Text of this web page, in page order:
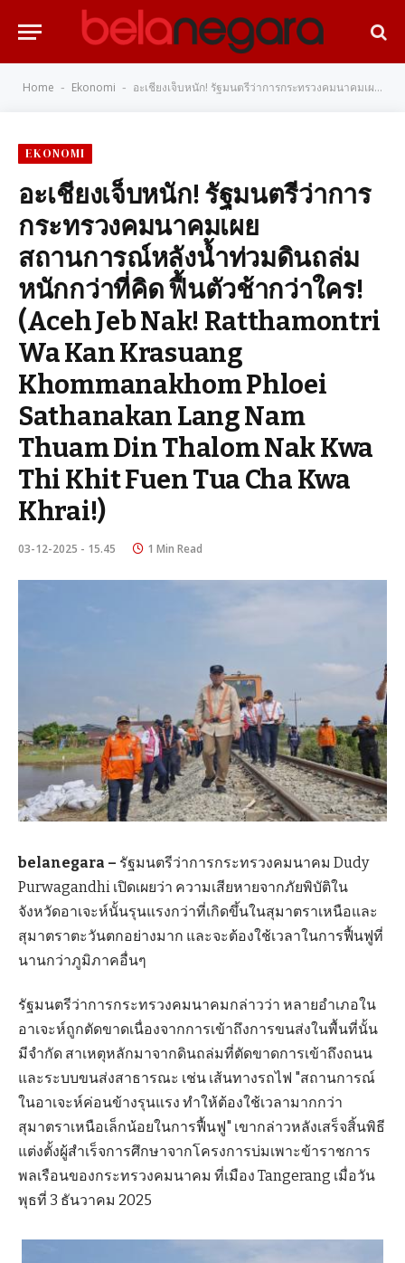
Home - Ekonomi - อะเชียงเจ็บหนัก! รัฐมนตรีว่าการกระทรวงคมนาคมเผย สถานการณ์หลังน้ำท่วมดินถล่มหนักกว่าที่คิด ฟื้นตัวช้ากว่าใคร! (Aceh Jeb Nak! Ratthamontri Wa Kan Krasuang Khommanakhom Phloei Sathanakan Lang Nam Thuam Din Thalom Nak Kwa Thi Khit Fuen Tua Cha Kwa Khrai!)
EKONOMI
อะเชียงเจ็บหนัก! รัฐมนตรีว่าการ
กระทรวงคมนาคมเผย
สถานการณ์หลังน้ำท่วมดินถล่ม
หนักกว่าที่คิด ฟื้นตัวช้ากว่าใคร!
(Aceh Jeb Nak! Ratthamontri
Wa Kan Krasuang
Khommanakhom Phloei
Sathanakan Lang Nam
Thuam Din Thalom Nak Kwa
Thi Khit Fuen Tua Cha Kwa
Khrai!)
03-12-2025 - 15.45 1 Min Read
belanegara – รัฐมนตรีว่าการกระทรวงคมนาคม Dudy
Purwagandhi เปิดเผยว่า ความเสียหายจากภัยพิบัติใน
จังหวัดอาเจะห์นั้นรุนแรงกว่าที่เกิดขึ้นในสุมาตราเหนือและ
สุมาตราตะวันตกอย่างมาก และจะต้องใช้เวลาในการฟื้นฟูที่
นานกว่าภูมิภาคอื่นๆ
รัฐมนตรีว่าการกระทรวงคมนาคมกล่าวว่า หลายอำเภอใน
อาเจะห์ถูกตัดขาดเนื่องจากการเข้าถึงการขนส่งในพื้นที่นั้น
มีจำกัด สาเหตุหลักมาจากดินถล่มที่ตัดขาดการเข้าถึงถนน
และระบบขนส่งสาธารณะ เช่น เส้นทางรถไฟ "สถานการณ์
ในอาเจะห์ค่อนข้างรุนแรง ทำให้ต้องใช้เวลามากกว่า
สุมาตราเหนือเล็กน้อยในการฟื้นฟู" เขากล่าวหลังเสร็จสิ้นพิธี
แต่งตั้งผู้สำเร็จการศึกษาจากโครงการบ่มเพาะข้าราชการ
พลเรือนของกระทรวงคมนาคม ที่เมือง Tangerang เมื่อวัน
พุธที่ 3 ธันวาคม 2025